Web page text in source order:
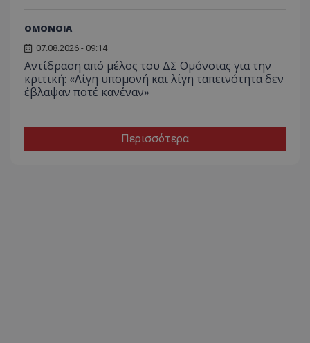
ΟΜΟΝΟΙΑ
07.08.2026 - 09:14
Αντίδραση από μέλος του ΔΣ Ομόνοιας για την
κριτική: «Λίγη υπομονή και λίγη ταπεινότητα δεν
έβλαψαν ποτέ κανέναν»
Περισσότερα